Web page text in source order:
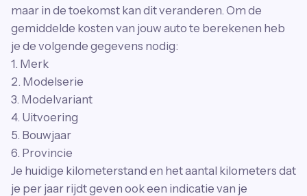
maar in de toekomst kan dit veranderen. Om de
gemiddelde kosten van jouw auto te berekenen heb
je de volgende gegevens nodig:
1. Merk
2. Modelserie
3. Modelvariant
4. Uitvoering
5. Bouwjaar
6. Provincie
Je huidige kilometerstand en het aantal kilometers dat
je per jaar rijdt geven ook een indicatie van je